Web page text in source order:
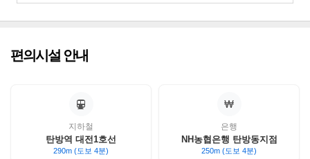
편의시설 안내
지하철
탄방역 대전1호선
290m (도보 4분)
은행
NH농협은행 탄방동지점
250m (도보 4분)